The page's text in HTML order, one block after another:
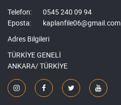
Telefon:
0545 240 09 94
Eposta:
kaplanfile06@gmail.com
Adres Bilgileri
TÜRKİYE GENELİ
ANKARA/ TÜRKİYE